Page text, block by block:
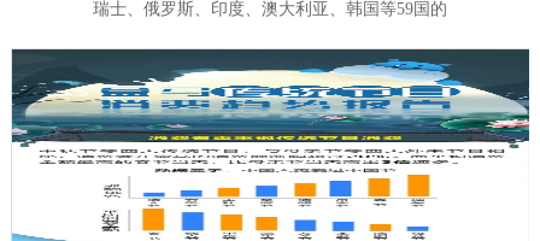
瑞士、俄罗斯、印度、澳大利亚、韩国等59国的